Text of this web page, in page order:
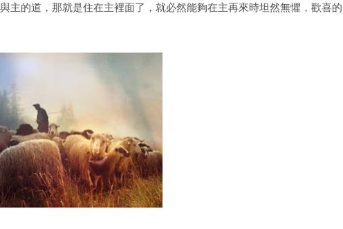
主的道，那就是住在主裡面了，就必然能夠在主再來時坦然無懼，歡喜的